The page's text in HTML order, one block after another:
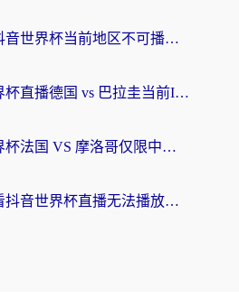
在加拿大看抖音世界杯当前地区不可播放？海外党体育观赛终极指南
在海外看世界杯直播德国 vs 巴拉圭当前IP受限制？这篇指南帮你轻松解决地区限制
在国外看世界杯法国 VS 摩洛哥仅限中国大陆？别让地域限制拦下你的欢呼
在澳大利亚看抖音世界杯直播无法播放？海外党体育观赛终极指南来了！